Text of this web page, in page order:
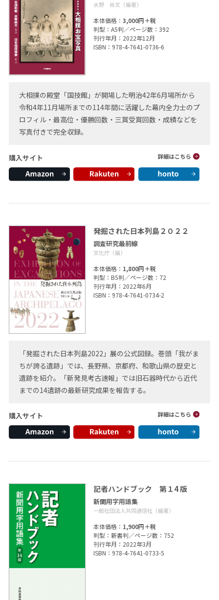
水野 尚文（編著）
本体価格：3,000円＋税
判型：A5判／ページ数：392
刊行年月：2022年12月
ISBN：978-4-7641-0736-6
大相撲の殿堂「国技館」が開場した明治42年6月場所から
令和4年11月場所までの114年間に活躍した幕内全力士のプ
ロフィル・最高位・優勝回数・三賞受賞回数・成績などを
写真付きで完全収録。
購入サイト
発掘された日本列島２０２２
調査研究最前線
文化庁（編）
本体価格： 1,800円＋税
判型：B5判／ページ数：72
刊行年月：2022年6月
ISBN：978-4-7641-0734-2
「発掘された日本列島2022」展の公式図録。巻頭「我がま
ちが誇る遺跡」では、長野県、京都府、和歌山県の歴史と
遺跡を紹介。「新発見考古速報」では旧石器時代から近代
までの14遺跡の最新研究成果を報告する。
購入サイト
記者ハンドブック 第１4 版
新聞用字用語集
一般社団法人共同通信社（編著）
本体価格： 1,900円＋税
判型：新書判／ページ数：752
刊行年月：2022年3月
ISBN：978-4-7641-0733-5